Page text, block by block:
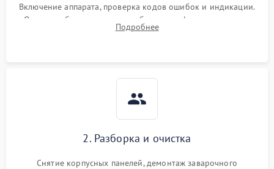
Включение аппарата, проверка кодов ошибок и индикации.
Оценка работы помпы, термоблока и кофемолки на слух.
Измерение температуры и давления воды для выявления
Подробнее
2. Разборка и очистка
Снятие корпусных панелей, демонтаж заварочного